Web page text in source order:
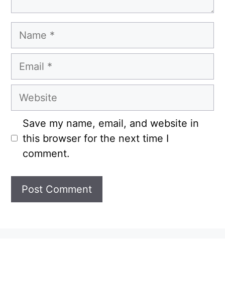
Name
Email
Website
Save my name, email, and website in
this browser for the next time I
comment.